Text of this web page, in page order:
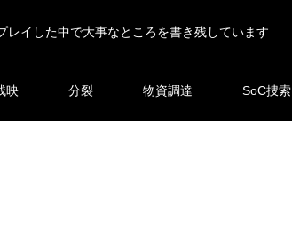
レイした中で大事なところを書き残しています
映 分裂 物資調達 SoC捜索